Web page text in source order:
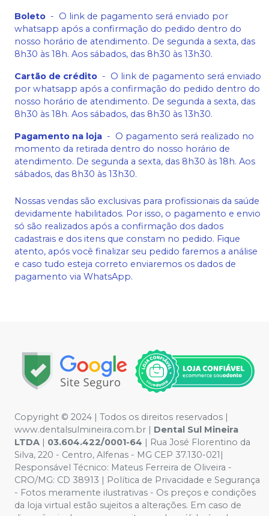
Boleto - O link de pagamento será enviado por
whatsapp após a confirmação do pedido dentro do
nosso horário de atendimento. De segunda a sexta, das
8h30 às 18h. Aos sábados, das 8h30 às 13h30.
Cartão de crédito - O link de pagamento será enviado
por whatsapp após a confirmação do pedido dentro do
nosso horário de atendimento. De segunda a sexta, das
8h30 às 18h. Aos sábados, das 8h30 às 13h30.
Pagamento na loja - O pagamento será realizado no
momento da retirada dentro do nosso horário de
atendimento. De segunda a sexta, das 8h30 às 18h. Aos
sábados, das 8h30 às 13h30.
Nossas vendas são exclusivas para profissionais da saúde
devidamente habilitados. Por isso, o pagamento e envio
só são realizados após a confirmação dos dados
cadastrais e dos itens que constam no pedido. Fique
atento, após você finalizar seu pedido faremos a análise
e caso tudo esteja correto enviaremos os dados de
pagamento via WhatsApp.
Copyright © 2024 | Todos os direitos reservados |
www.dentalsulmineira.com.br | Dental Sul Mineira
LTDA | 03.604.422/0001-64 | Rua José Florentino da
Silva, 220 - Centro, Alfenas - MG CEP 37.130-021|
Responsável Técnico: Mateus Ferreira de Oliveira -
CRO/MG: CD 38913 | Política de Privacidade e Segurança
- Fotos meramente ilustrativas - Os preços e condições
da loja virtual estão sujeitos a alterações. Em caso de